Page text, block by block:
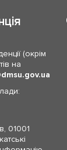
(окрім
на
dmsu.gov.ua
01001